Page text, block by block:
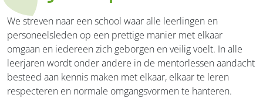
We streven naar een school waar alle leerlingen en
personeelsleden op een prettige manier met elkaar
omgaan en iedereen zich geborgen en veilig voelt. In alle
leerjaren wordt onder andere in de mentorlessen aandacht
besteed aan kennis maken met elkaar, elkaar te leren
respecteren en normale omgangsvormen te hanteren.